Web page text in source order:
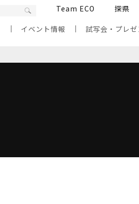
Team ECO 探県
イベント情報 試写会・プレゼ